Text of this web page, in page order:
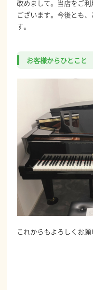
改めまして。当店をご
ございます。今後とも
す。
お客様からひとこと
これからもよろしくお願